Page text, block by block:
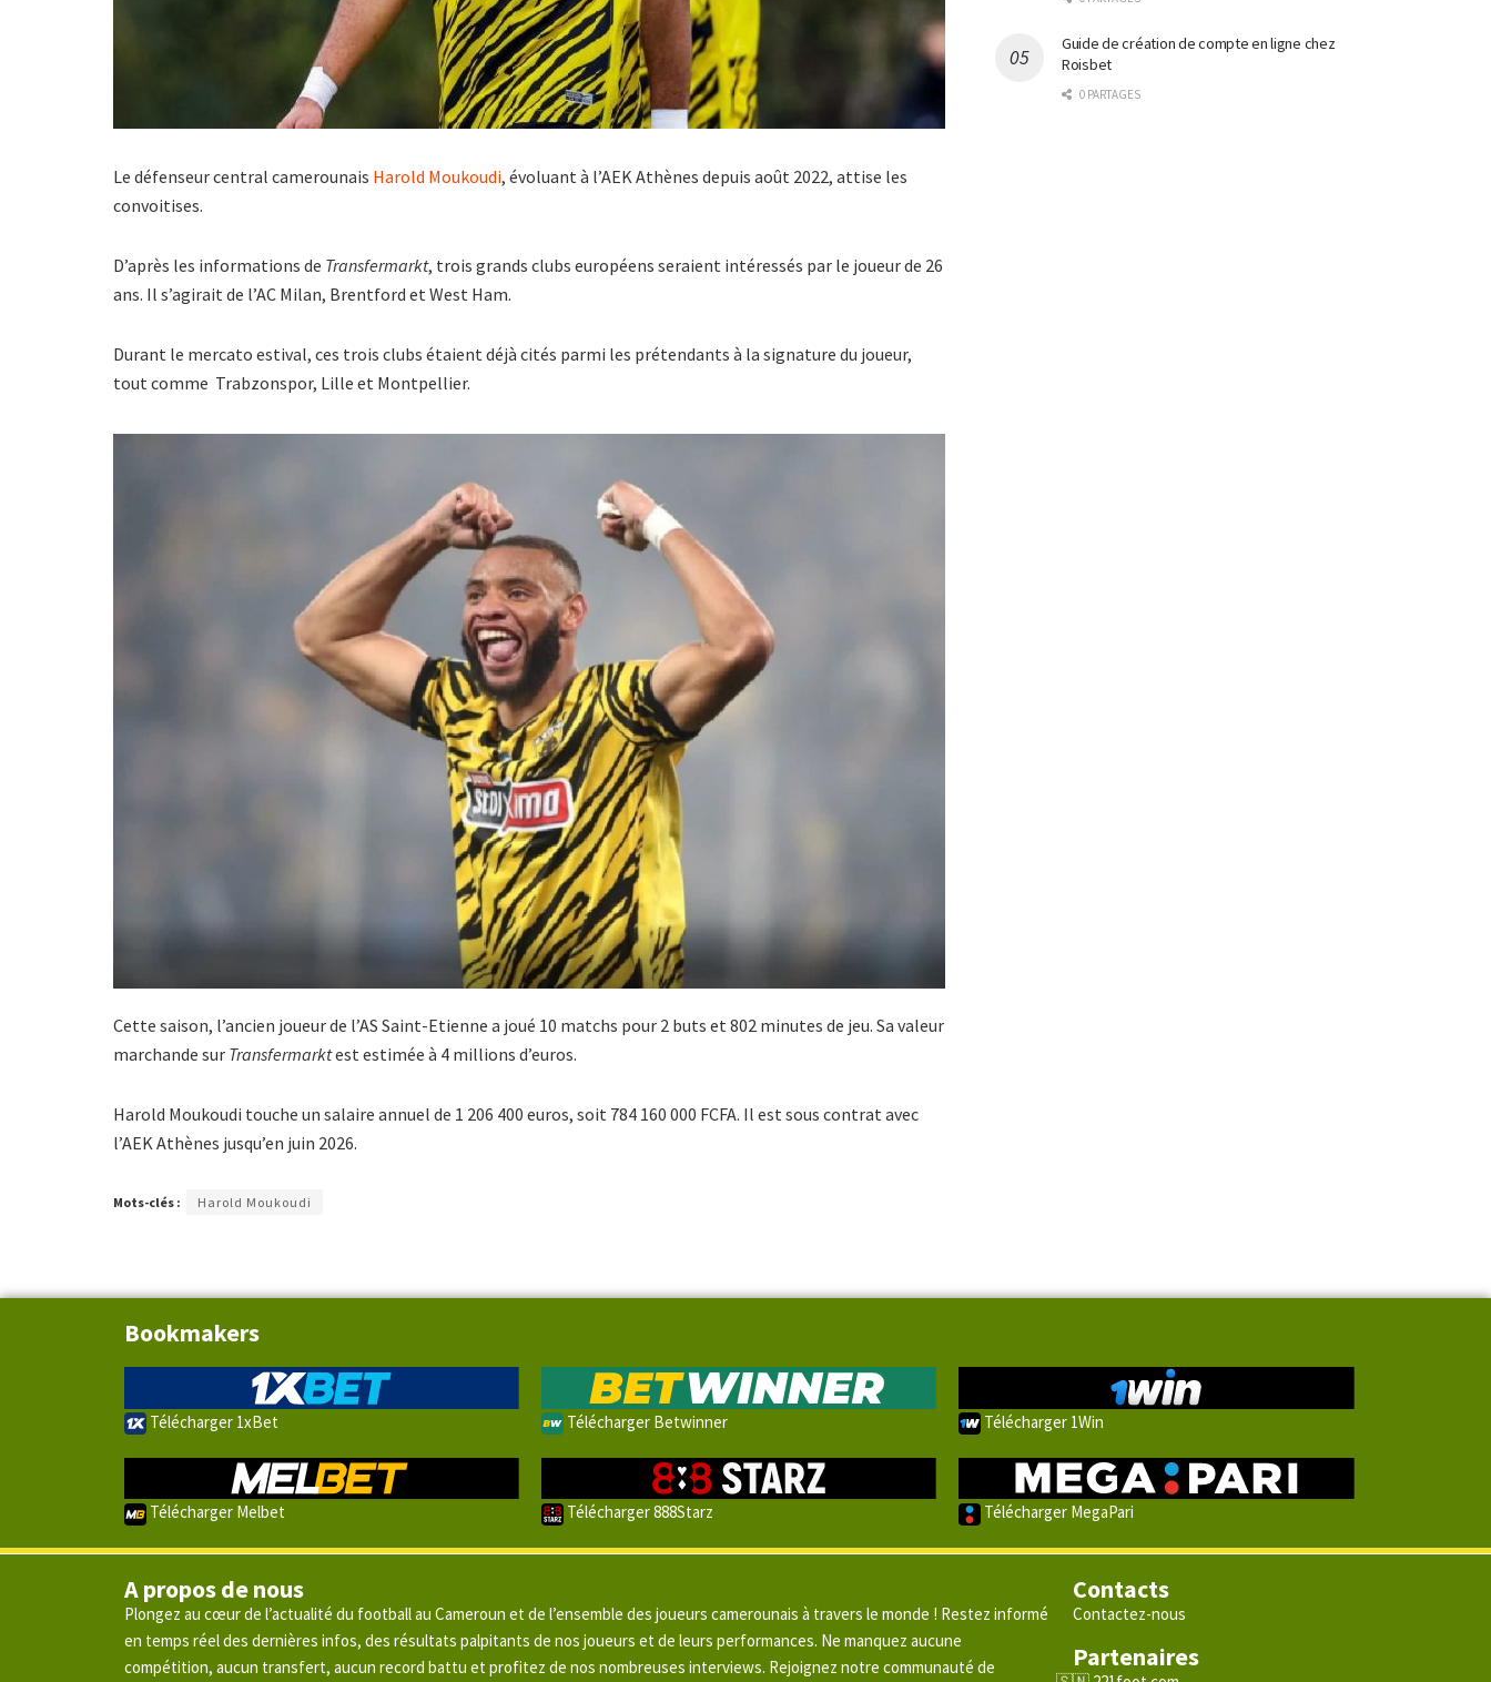
Le défenseur central camerounais Harold Moukoudi, évoluant à l’AEK Athènes depuis août 2022, attise les
convoitises.
D’après les informations de Transfermarkt, trois grands clubs européens seraient intéressés par le joueur de 26
ans. Il s’agirait de l’AC Milan, Brentford et West Ham.
Durant le mercato estival, ces trois clubs étaient déjà cités parmi les prétendants à la signature du joueur,
tout comme Trabzonspor, Lille et Montpellier.
Cette saison, l’ancien joueur de l’AS Saint-Etienne a joué 10 matchs pour 2 buts et 802 minutes de jeu. Sa valeur
marchande sur Transfermarktest estimée à 4 millions d’euros.
Harold Moukoudi touche un salaire annuel de 1 206 400 euros, soit 784 160 000 FCFA. Il est sous contrat avec
l’AEK Athènes jusqu’en juin 2026.
Mots-clés : Harold Moukoudi
Guide de création de compte en ligne chez
Roisbet
0 PARTAGES
Bookmakers
Télécharger 1xBet Télécharger Betwinner Télécharger 1Win
Télécharger Melbet Télécharger 888Starz Télécharger MegaPari
A propos de nous
Plongez au cœur de l’actualité du football au Cameroun et de l’ensemble des joueurs camerounais à travers le monde ! Restez informé
en temps réel des dernières infos, des résultats palpitants de nos joueurs et de leurs performances. Ne manquez aucune
compétition, aucun transfert, aucun record battu et profitez de nos nombreuses interviews. Rejoignez notre communauté de
Contacts
Contactez-nous
Partenaires